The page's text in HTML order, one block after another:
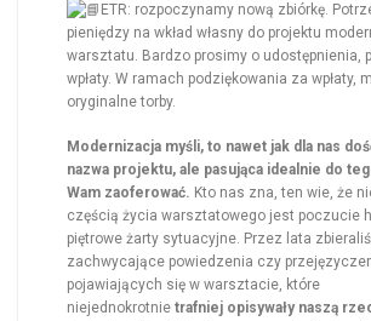
ETR: rozpoczynamy nową zbiórkę.
pieniędzy na wkład własny do projektu
warsztatu. Bardzo prosimy o udostępnienia,
wpłaty. W ramach podziękowania za wpłaty,
oryginalne torby.
Modernizacja myśli, to nawet jak dla nas
nazwa projektu, ale pasująca idealnie do
Wam zaoferować. Kto nas zna, ten wie, że
częścią życia warsztatowego jest poczucie
piętrowe żarty sytuacyjne. Przez lata
zachwycające powiedzenia czy
pojawiających się w warsztacie, które
niejednokrotnie trafniej opisywały naszą